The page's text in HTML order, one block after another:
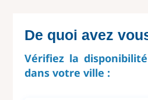
De quoi avez
Vérifiez la
dans votre ville :